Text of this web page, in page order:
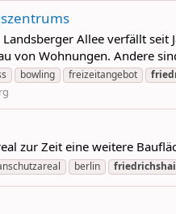
Allee verfällt
von Wohnungen. Andere
bowling freizeitangebot
zur Zeit eine weitere
berlin